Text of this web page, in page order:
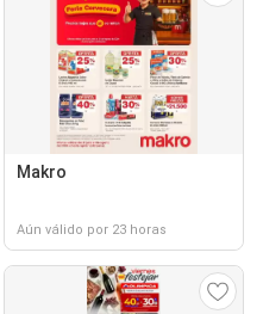
Makro
Aún válido por 23 horas